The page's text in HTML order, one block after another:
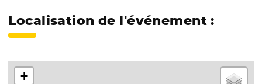
Localisation de l'événement :
+